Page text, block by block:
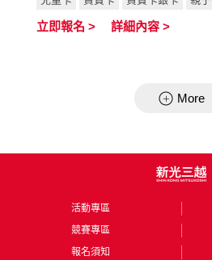
立即報名 > 詳細內容 >
More
活動專區
競賽專區
報名須知